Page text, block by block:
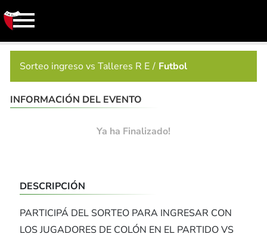
Sorteo ingreso vs Talleres R E Futbol
INFORMACIÓN DEL EVENTO
Ya ha Finalizado!
DESCRIPCIÓN
PARTICIPÁ DEL SORTEO PARA INGRESAR CON
LOS JUGADORES DE COLÓN EN EL PARTIDO VS